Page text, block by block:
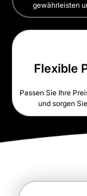
gewährleisten
Flexible
Passen Sie Ihre
und sorgen